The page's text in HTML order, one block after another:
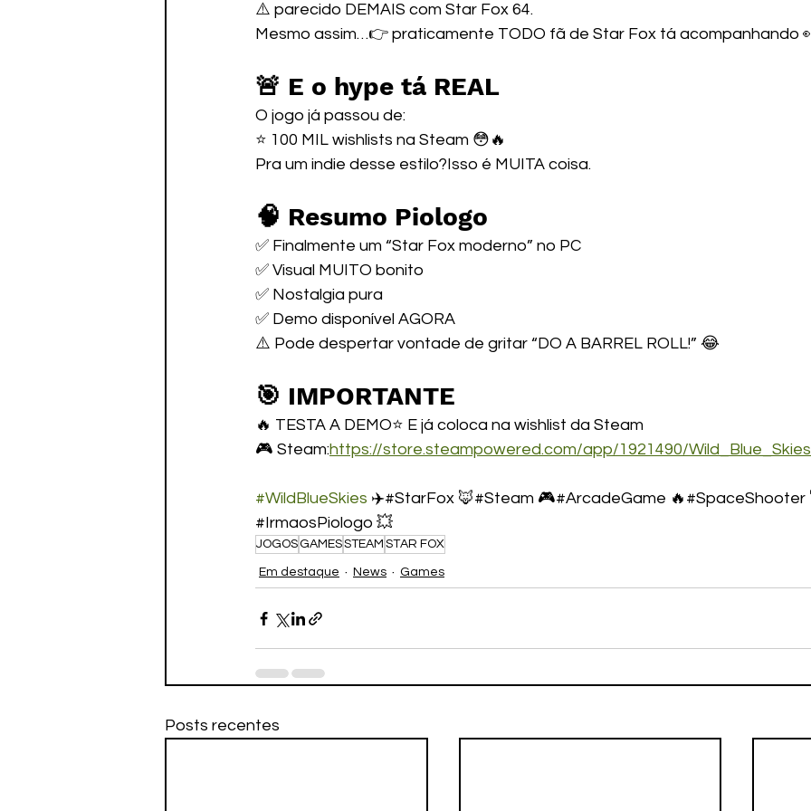
⚠️ parecido DEMAIS com Star Fox 64.
Mesmo assim…👉 praticamente TODO fã de Star Fox tá acompanhando
🚨 E o hype tá REAL
O jogo já passou de:
⭐ 100 MIL wishlists na Steam 😳🔥
Pra um indie desse estilo?Isso é MUITA coisa.
🧠 Resumo Piologo
✅ Finalmente um “Star Fox moderno” no PC
✅ Visual MUITO bonito
✅ Nostalgia pura
✅ Demo disponível AGORA
⚠️ Pode despertar vontade de gritar “DO A BARREL ROLL!” 😂
🎯 IMPORTANTE
🔥 TESTA A DEMO⭐ E já coloca na wishlist da Steam
🎮 Steam:https://store.steampowered.com/app/1921490/
#WildBlueSkies ✈️#StarFox 🦊#Steam 🎮#ArcadeGame 🔥#SpaceShooter
#IrmaosPiologo 💥
JOGOS GAMESSTEAM STAR FOX
Em destaque News Games
Posts recentes